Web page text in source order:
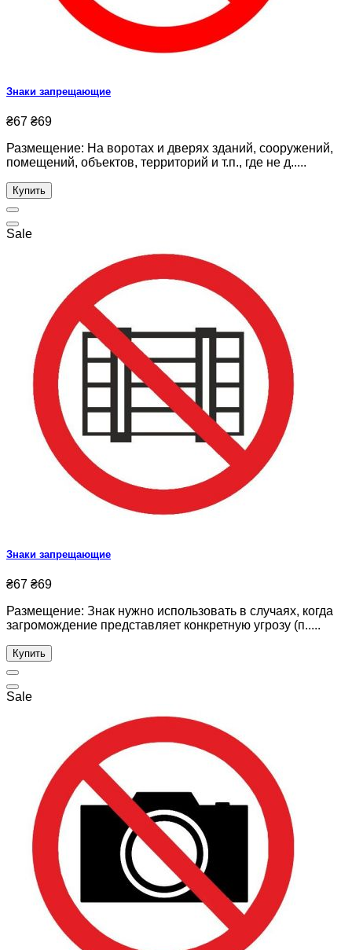
Знаки запрещающие
₴67 ₴69
Размещение: На воротах и дверях зданий, сооружений,
помещений, объектов, территорий и т.п., где не д.....
Купить
Sale
Знаки запрещающие
₴67 ₴69
Размещение: Знак нужно использовать в случаях, когда
загромождение представляет конкретную угрозу (п.....
Купить
Sale